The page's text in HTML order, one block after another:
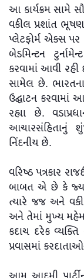
આ કાર્યક્રમ સામે
વકીલ પ્રશાંત
પ્લેટફોર્મ એક્સ
બેડમિન્ટન
કરવામાં આવી રહી
સામેલ છે. ભારતના
ઉદ્ઘાટન
રહ્યા છે.
આચારસંહિતાનું
નિંદનીય છે.
વરિષ્ઠ પત્રકાર
બાબત એ છે કે
ત્યારે જજ અને
અને તેમાં મુખ્ય
કદાચ દરેક
પ્રવાસમાં